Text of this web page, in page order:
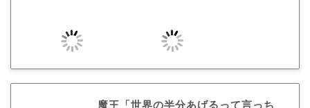
魔王「世界の半分あげるって言っち